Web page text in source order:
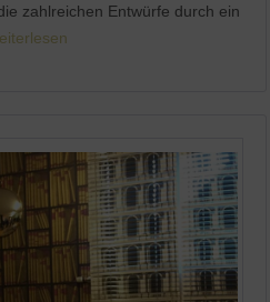
zahlreichen Entwürfe durch ein